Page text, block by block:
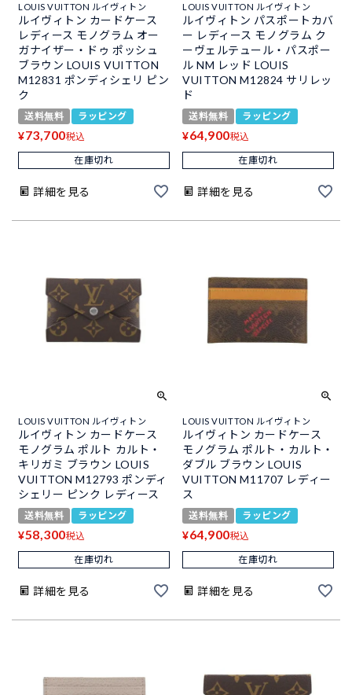
LOUIS VUITTON ルイヴィトン
ルイヴィトン カードケース
レディース モノグラム オー
ガナイザー・ドゥ ポッシュ
ブラウン LOUIS VUITTON
M12831 ポンディシェリ ピン
ク
送料無料 ラッピング
¥73,700税込
在庫切れ
詳細を見る
LOUIS VUITTON ルイヴィトン
ルイヴィトン パスポートカバ
ー レディース モノグラム ク
ーヴェルテュール・パスポー
ル NM レッド LOUIS
VUITTON M12824 サリレッ
ド
送料無料 ラッピング
¥64,900税込
在庫切れ
詳細を見る
LOUIS VUITTON ルイヴィトン
ルイヴィトン カードケース
モノグラム ポルト カルト・
キリガミ ブラウン LOUIS
VUITTON M12793 ポンディ
シェリー ピンク レディース
送料無料 ラッピング
¥58,300税込
在庫切れ
詳細を見る
LOUIS VUITTON ルイヴィトン
ルイヴィトン カードケース
モノグラム ポルト・カルト・
ダブル ブラウン LOUIS
VUITTON M11707 レディー
ス
送料無料 ラッピング
¥64,900税込
在庫切れ
詳細を見る